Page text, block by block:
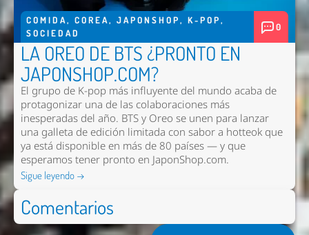
COMIDA, COREA, JAPONSHOP, K-POP,
SOCIEDAD
0
LA OREO DE BTS ¿PRONTO EN
JAPONSHOP.COM?
El grupo de K-pop más influyente del mundo acaba de
protagonizar una de las colaboraciones más
inesperadas del año. BTS y Oreo se unen para lanzar
una galleta de edición limitada con sabor a hotteok que
ya está disponible en más de 80 países — y que
esperamos tener pronto en JaponShop.com.
Sigue leyendo →
Comentarios